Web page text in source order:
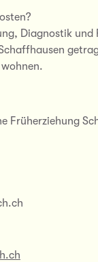
Diagnostik und
Früherziehung